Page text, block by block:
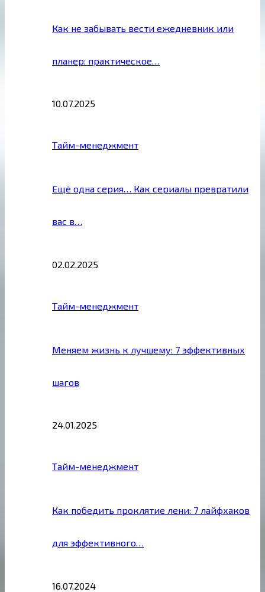
Как не забывать вести ежедневник или
планер: практическое…
10.07.2025
Тайм-менеджмент
Ещё одна серия… Как сериалы превратили
вас в…
02.02.2025
Тайм-менеджмент
Меняем жизнь к лучшему: 7 эффективных
шагов
24.01.2025
Тайм-менеджмент
Как победить проклятие лени: 7 лайфхаков
для эффективного…
16.07.2024